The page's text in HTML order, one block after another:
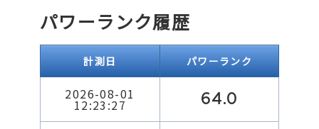
パワーランク履歴
計測日 パワーランク
2026-08-01
12:23:27 64.0